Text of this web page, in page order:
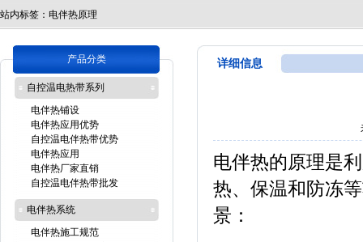
站内标签： 电伴热原理
详细信息
电伴热的原理是
热、保温和防冻
景：
产品分类
自控温电热带系列
电伴热铺设
电伴热应用优势
自控温电伴热带优势
电伴热应用
电伴热厂家直销
自控温电伴热带批发
电伴热系统
电伴热施工规范